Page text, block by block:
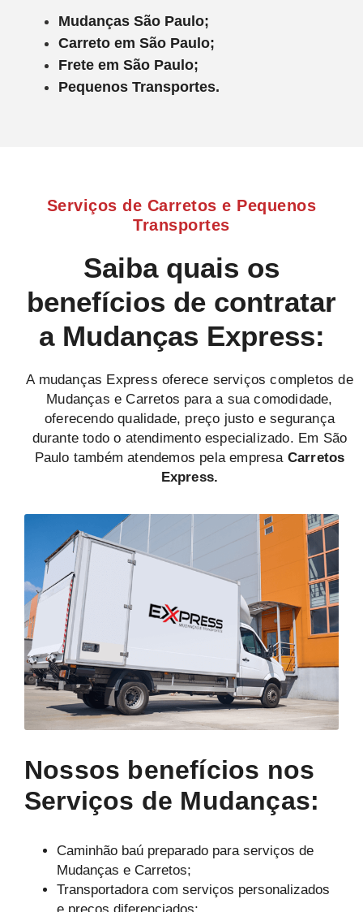
Mudanças São Paulo;
Carreto em São Paulo;
Frete em São Paulo;
Pequenos Transportes.
Serviços de Carretos e Pequenos
Transportes
Saiba quais os
benefícios de contratar
a Mudanças Express:
A mudanças Express oferece serviços completos de
Mudanças e Carretos para a sua comodidade,
oferecendo qualidade, preço justo e segurança
durante todo o atendimento especializado. Em São
Paulo também atendemos pela empresa Carretos
Express.
Nossos benefícios nos
Serviços de Mudanças:
Caminhão baú preparado para serviços de
Mudanças e Carretos;
Transportadora com serviços personalizados
e preços diferenciados;